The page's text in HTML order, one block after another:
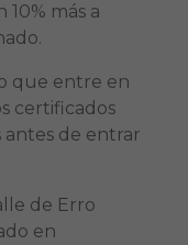
más a
que entre en
certificados
antes de entrar
de Erro
en